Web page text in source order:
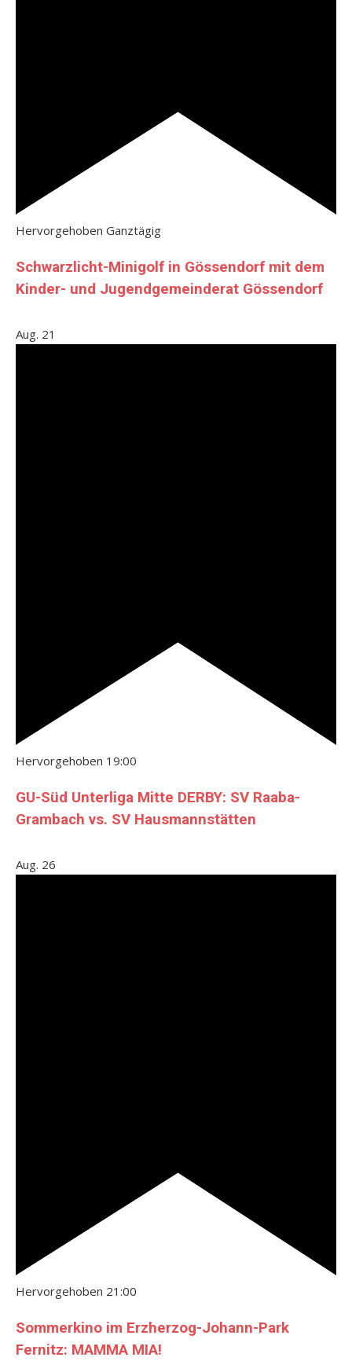
Hervorgehoben Ganztägig
Schwarzlicht-Minigolf in Gössendorf mit dem
Kinder- und Jugendgemeinderat Gössendorf
Aug. 21
Hervorgehoben 19:00
GU-Süd Unterliga Mitte DERBY: SV Raaba-
Grambach vs. SV Hausmannstätten
Aug. 26
Hervorgehoben 21:00
Sommerkino im Erzherzog-Johann-Park
Fernitz: MAMMA MIA!